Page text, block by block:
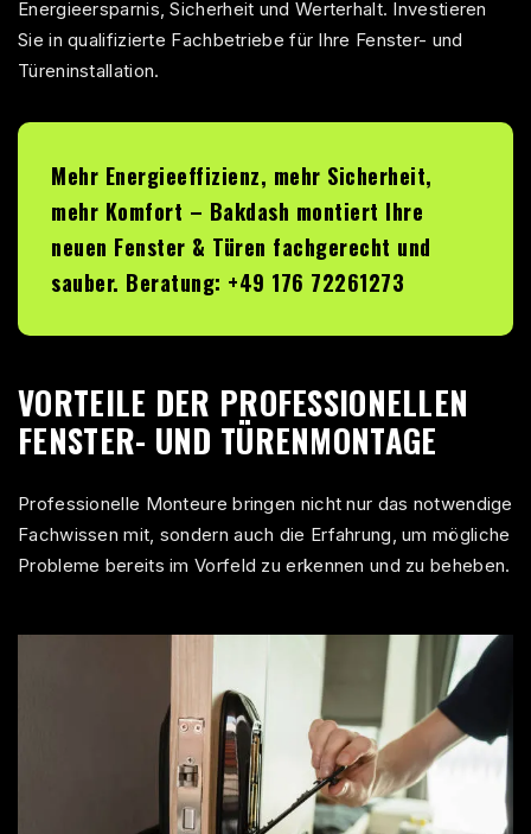
Energieersparnis, Sicherheit und Werterhalt. Investieren
Sie in qualifizierte Fachbetriebe für Ihre Fenster- und
Türeninstallation.
Mehr Energieeffizienz, mehr Sicherheit,
mehr Komfort – Bakdash montiert Ihre
neuen Fenster & Türen fachgerecht und
sauber. Beratung: +49 176 72261273
VORTEILE DER PROFESSIONELLEN
FENSTER- UND TÜRENMONTAGE
Professionelle Monteure bringen nicht nur das notwendige
Fachwissen mit, sondern auch die Erfahrung, um mögliche
Probleme bereits im Vorfeld zu erkennen und zu beheben.